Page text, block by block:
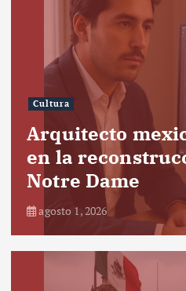
Cultura
Arquitecto
en la
Notre Dame
agosto 1, 2026